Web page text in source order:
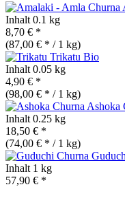
Inhalt 0.1 kg
8,70 € *
(87,00 € * / 1 kg)
Trikatu Bio
Inhalt 0.05 kg
4,90 € *
(98,00 € * / 1 kg)
Ashoka
Inhalt 0.25 kg
18,50 € *
(74,00 € * / 1 kg)
Inhalt 1 kg
57,90 € *